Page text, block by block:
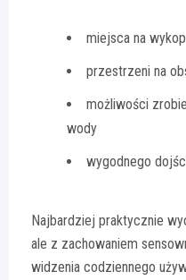
miejsca na
przestrzeni na
możliwości
wody
wygodnego
Najbardziej praktycznie
ale z zachowaniem
widzenia codziennego